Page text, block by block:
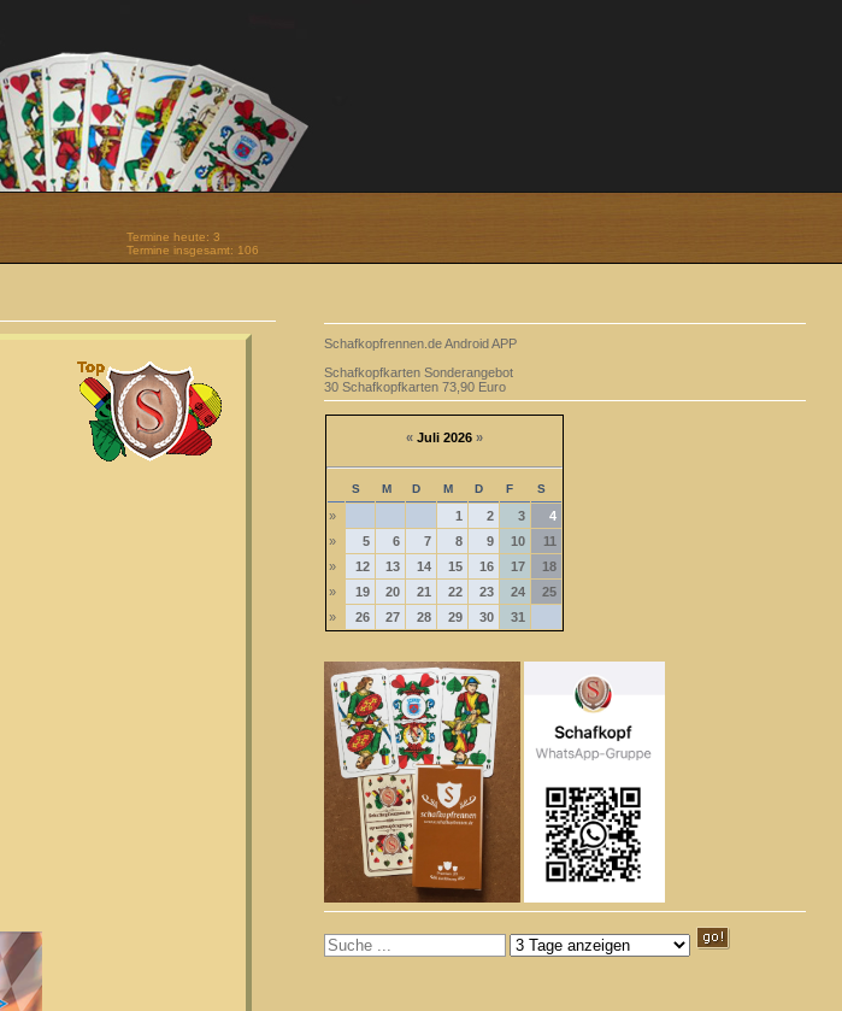
Termine heute: 3
Termine insgesamt: 106
Schafkopfrennen.de Android APP
Schafkopfkarten Sonderangebot
30 Schafkopfkarten 73,90 Euro
« Juli 2026 »
S M D M D F S
» 1 2 3
4
»
5 6 7 8 9 10
11
»
12 13 14 15 16 17
18
»
19 20 21 22 23 24
25
»
26 27 28 29 30 31